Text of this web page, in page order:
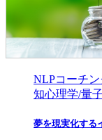
NLPコーチン
知心理学/量
夢を現実化する